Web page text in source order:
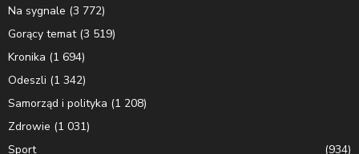
Na sygnale (3 772)
Gorący temat(3 519)
Kronika (1 694)
Odeszli (1 342)
Samorząd i polityka (1 208)
Zdrowie (1 031)
Sport
(934)